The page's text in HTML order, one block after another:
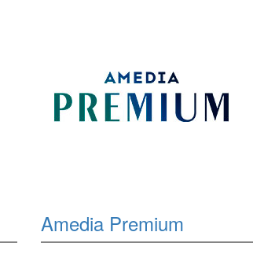
Amedia Premium